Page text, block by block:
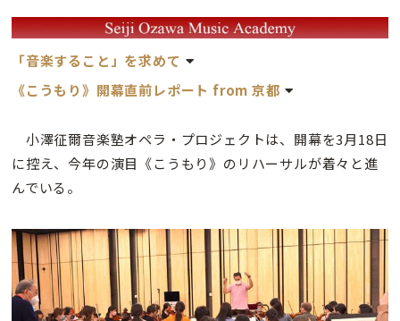
「音楽すること」を求めて
《こうもり》開幕直前レポート from 京都
小澤征爾音楽塾オペラ・プロジェクトは、開幕を3月18日
に控え、今年の演目《こうもり》のリハーサルが着々と進
んでいる。